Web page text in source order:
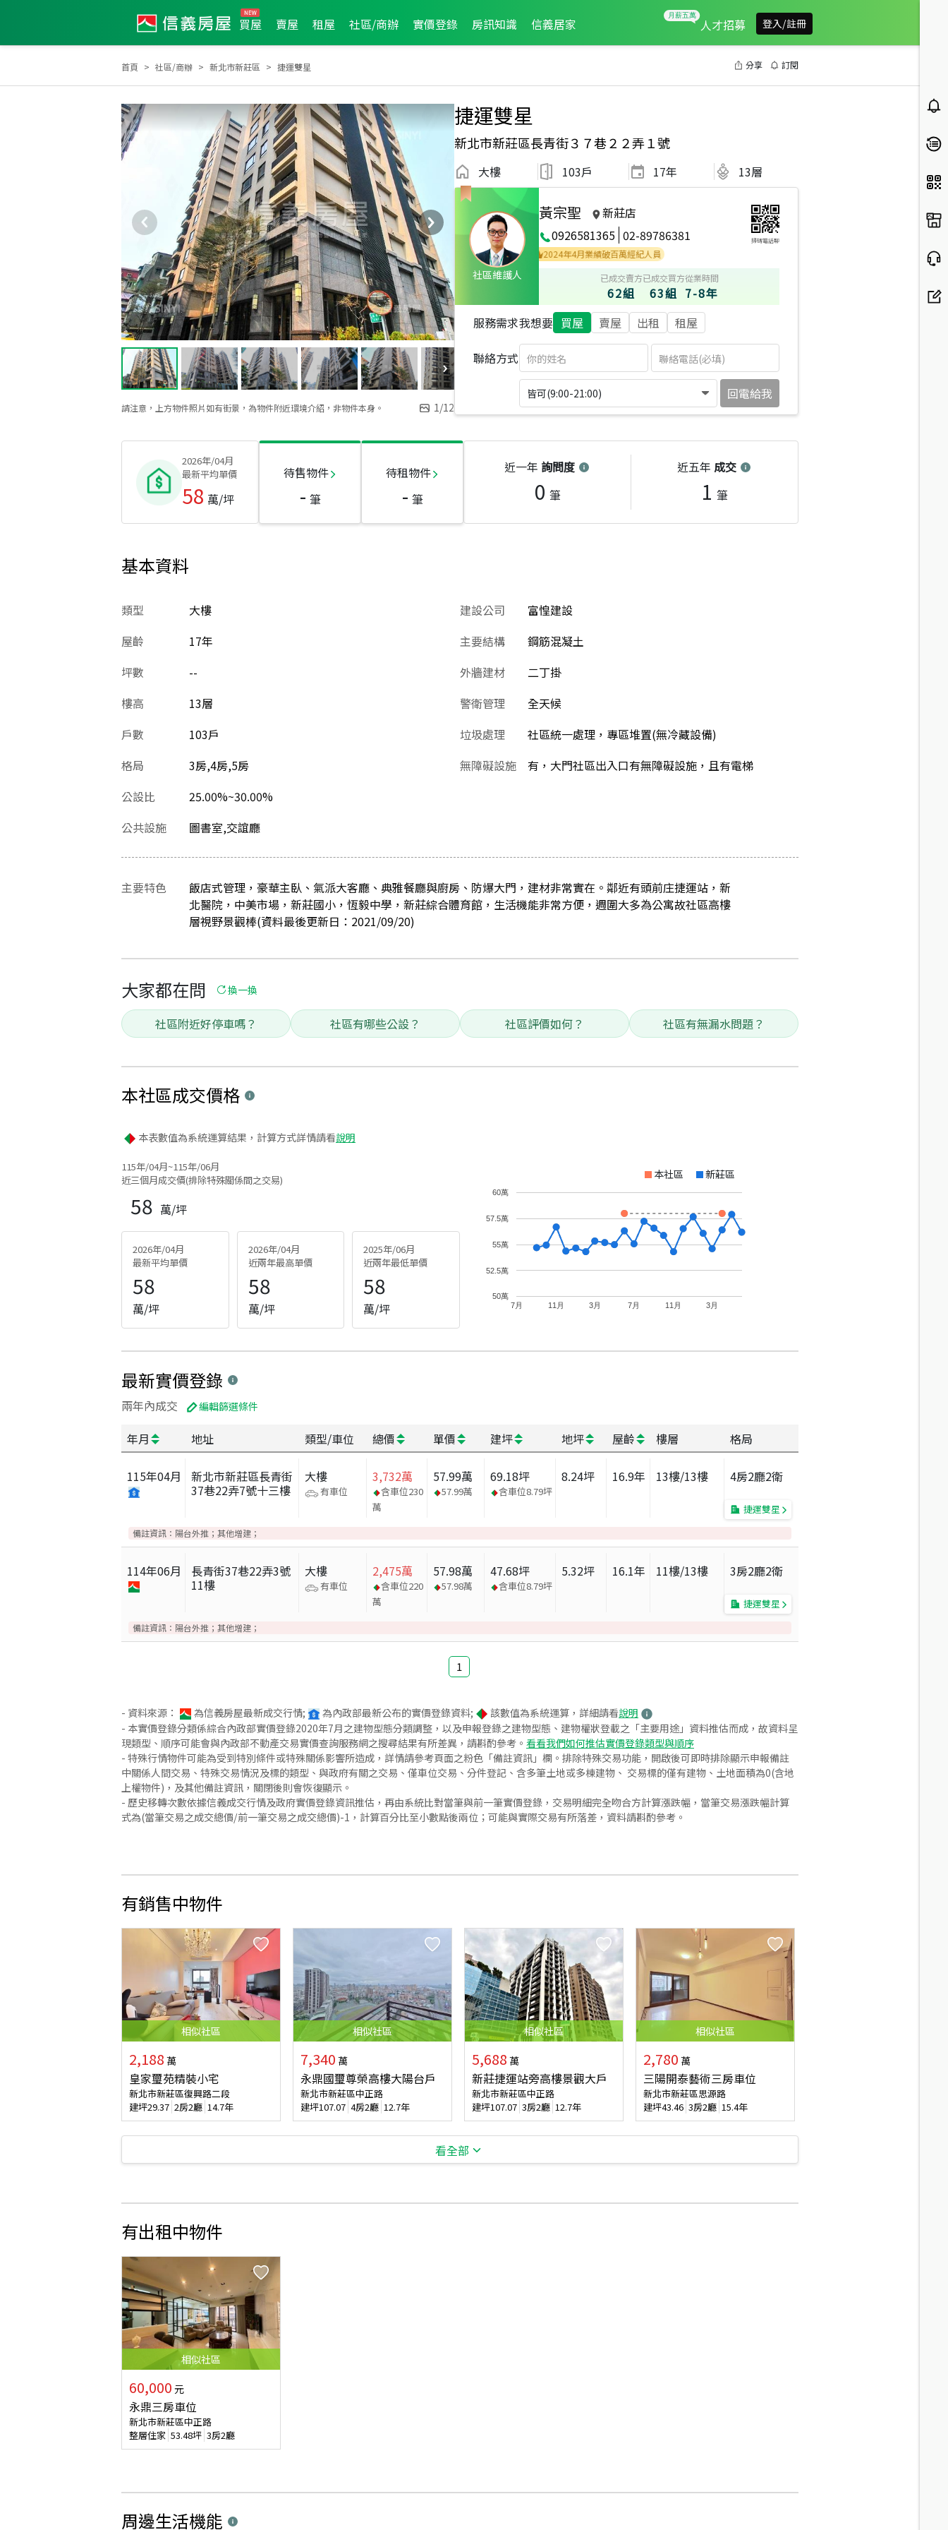
買屋 賣屋 租屋 社區/商辦 實價登錄 房訊知識 信義居家 人才招募 登入/註冊
首頁 社區/商辦 新北市新莊區 捷運雙星 分享 訂閱
請注意，上方物件照片如有街景，為物件附近環境介紹，非物件本身。 1/12
捷運雙星
新北市新莊區長青街３７巷２２弄１號
大樓 103戶 17年 13層
社區維護人
黃宗聖
新莊店
0926581365 02-89786381 掃碼電話聊
2023年度服務品質獎 2024年第1季度服務品質獎 2021年2月區業績TOP1 2021年2月區成件TOP1
2024年4月業績破百萬經紀人員
已成交賣方
62組
已成交買方
63組
從業時間
7-8年
服務需求我想要 買屋 賣屋 出租 租屋
聯絡方式
皆可(9:00-21:00) 回電給我
2026年/04月
最新平均單價
58 萬/坪
待售物件
- 筆
待租物件
- 筆
近一年 詢問度
0 筆
近五年 成交
1 筆
基本資料
類型
大樓
屋齡
17年
坪數
--
樓高
13層
戶數
103戶
格局
3房,4房,5房
公設比
25.00%~30.00%
建設公司
富惶建設
主要結構
鋼筋混凝土
外牆建材
二丁掛
警衛管理
全天候
垃圾處理
社區統一處理，專區堆置(無冷藏設備)
無障礙設施
有，大門社區出入口有無障礙設施，且有電梯
公共設施 圖書室,交誼廳
主要特色
飯店式管理，豪華主臥、氣派大客廳、典雅餐廳與廚房、防爆大門，建材非常實在。鄰近有頭前庄捷運站，新
北醫院，中美市場，新莊國小，恆毅中學，新莊綜合體育館，生活機能非常方便，週圍大多為公寓故社區高樓
層視野景觀棒(資料最後更新日：2021/09/20)
大家都在問 換一換
社區附近好停車嗎？ 社區有哪些公設？ 社區評價如何？ 社區有無漏水問題？
本社區成交價格
本表數值為系統運算結果，計算方式詳情請看說明
115年/04月~115年/06月
近三個月成交價(排除特殊關係間之交易)
58 萬/坪
2026年/04月
最新平均單價
58
萬/坪
2026年/04月
近兩年最高單價
58
萬/坪
2025年/06月
近兩年最低單價
58
萬/坪
本社區 新莊區
7月 11月 3月 7月 11月 3月
50萬
52.5萬
55萬
57.5萬
60萬
最新實價登錄
兩年內成交 編輯篩選條件
年月 地址 類型/車位 總價 單價 建坪 地坪 屋齡 樓層 格局
115年04月
新北市新莊區長青街
37巷22弄7號十三樓
大樓
有車位
3,732萬
含車位230
萬
57.99萬
57.99萬
69.18坪
含車位8.79坪
8.24坪 16.9年 13樓/13樓 4房2廳2衛
捷運雙星
備註資訊： 陽台外推；其他增建；
114年06月
長青街37巷22弄3號
11樓
大樓
有車位
2,475萬
含車位220
萬
57.98萬
57.98萬
47.68坪
含車位8.79坪
5.32坪 16.1年 11樓/13樓 3房2廳2衛
捷運雙星
備註資訊： 陽台外推；其他增建；
1
- 資料來源： 為信義房屋最新成交行情; 為內政部最新公布的實價登錄資料; 該數值為系統運算，詳細請看說明
- 本實價登錄分類係綜合內政部實價登錄2020年7月之建物型態分類調整，以及申報登錄之建物型態、建物權狀登載之「主要用途」資料推估而成，故資料呈
現類型、順序可能會與內政部不動產交易實價查詢服務網之搜尋結果有所差異，請斟酌參考。 看看我們如何推估實價登錄類型與順序
- 特殊行情物件可能為受到特別條件或特殊關係影響所造成，詳情請參考頁面之粉色「備註資訊」欄。排除特殊交易功能，開啟後可即時排除顯示申報備註
中關係人間交易、特殊交易情況及標的類型、與政府有關之交易、僅車位交易、分件登記、含多筆土地或多棟建物、 交易標的僅有建物、土地面積為0(含地
上權物件)，及其他備註資訊，關閉後則會恢復顯示。
- 歷史移轉次數依據信義成交行情及政府實價登錄資訊推估，再由系統比對當筆與前一筆實價登錄，交易明細完全吻合方計算漲跌幅，當筆交易漲跌幅計算
式為(當筆交易之成交總價/前一筆交易之成交總價)-1，計算百分比至小數點後兩位；可能與實際交易有所落差，資料請斟酌參考。
有銷售中物件
相似社區
2,188 萬
皇家璽苑精裝小宅
新北市新莊區復興路二段
建坪29.37 2房2廳 14.7年
相似社區
7,340 萬
永鼎國璽尊榮高樓大陽台戶
新北市新莊區中正路
建坪107.07 4房2廳 12.7年
相似社區
5,688 萬
新莊捷運站旁高樓景觀大戶
新北市新莊區中正路
建坪107.07 3房2廳 12.7年
相似社區
2,780 萬
三陽開泰藝術三房車位
新北市新莊區思源路
建坪43.46 3房2廳 15.4年
看全部
有出租中物件
相似社區
60,000 元
永鼎三房車位
新北市新莊區中正路
整層住家 53.48坪 3房2廳
周邊生活機能